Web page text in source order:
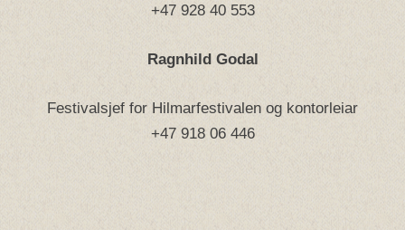
+47 928 40 553
Ragnhild Godal
Festivalsjef for Hilmarfestivalen og kontorleiar
+47 918 06 446